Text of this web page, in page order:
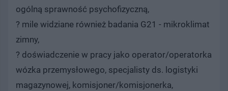
ogólną sprawność psychofizyczną,
? mile widziane również badania G21 - mikroklimat
zimny,
? doświadczenie w pracy jako operator/operatorka
wózka przemysłowego, specjalisty ds. logistyki
magazynowej, komisjoner/komisjonerka,